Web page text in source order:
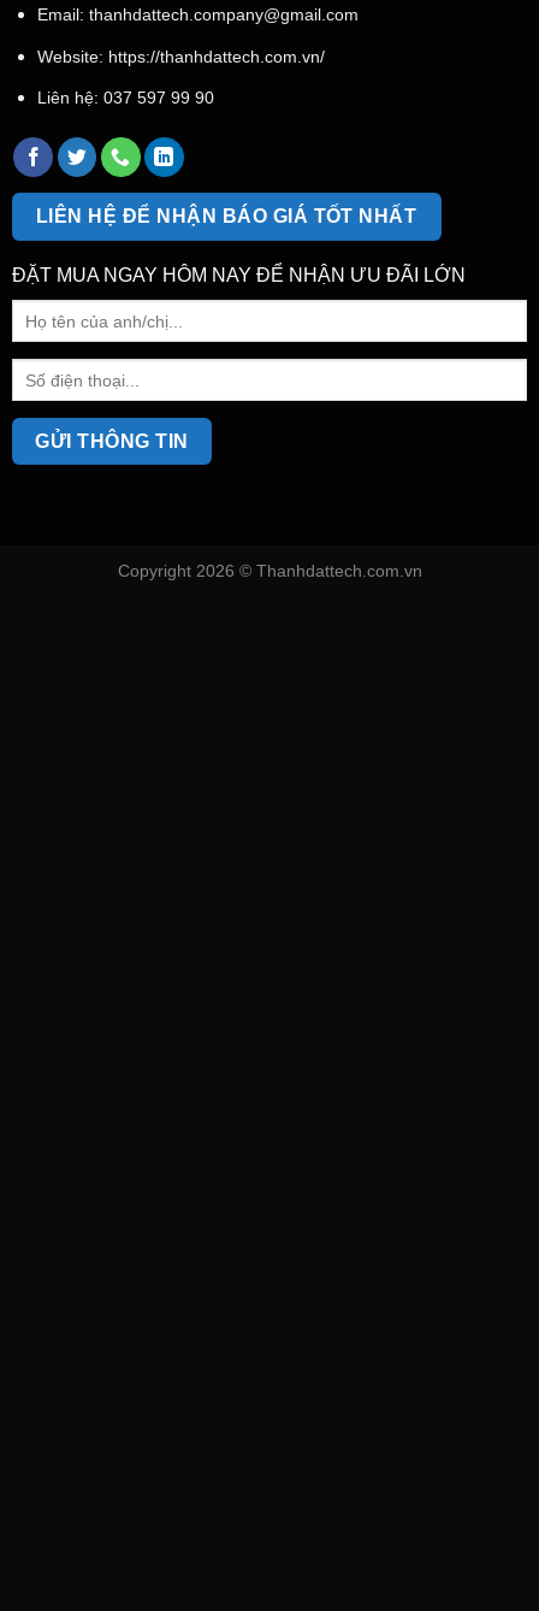
Email: thanhdattech.company@gmail.com
Website: https://thanhdattech.com.vn/
Liên hệ: 037 597 99 90
LIÊN HỆ ĐỂ NHẬN BÁO GIÁ TỐT NHẤT
ĐẶT MUA NGAY HÔM NAY ĐỂ NHẬN ƯU ĐÃI LỚN
Copyright 2026 © Thanhdattech.com.vn